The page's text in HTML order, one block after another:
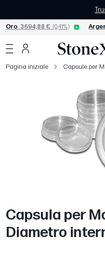
Oro 3694,88 € (0,41%)
Pagina iniziale Capsule per
Capsula per
Diametro